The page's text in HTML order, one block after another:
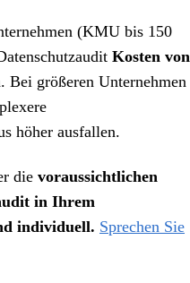
(KMU bis 150
Kosten von
Bei größeren Unternehmen
höher ausfallen.
die voraussichtlichen
in Ihrem
individuell. Sprechen Sie